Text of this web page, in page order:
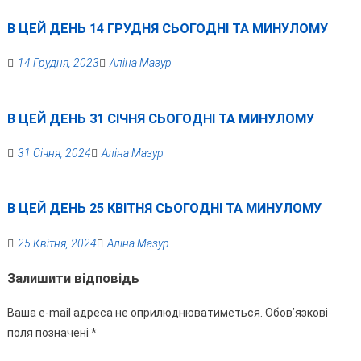
В ЦЕЙ ДЕНЬ 14 ГРУДНЯ СЬОГОДНІ ТА МИНУЛОМУ
14 Грудня, 2023 Аліна Мазур
В ЦЕЙ ДЕНЬ 31 СІЧНЯ СЬОГОДНІ ТА МИНУЛОМУ
31 Січня, 2024 Аліна Мазур
В ЦЕЙ ДЕНЬ 25 КВІТНЯ СЬОГОДНІ ТА МИНУЛОМУ
25 Квітня, 2024 Аліна Мазур
Залишити відповідь
Ваша e-mail адреса не оприлюднюватиметься. Обов’язкові
поля позначені *